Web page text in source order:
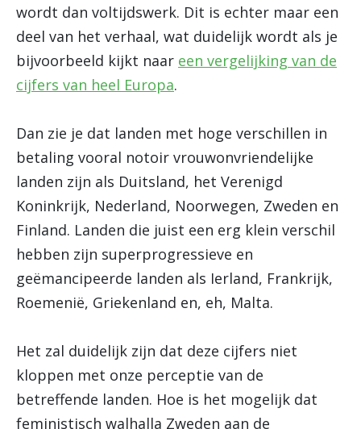
wordt dan voltijdswerk. Dit is echter maar een
deel van het verhaal, wat duidelijk wordt als je
bijvoorbeeld kijkt naar een vergelijking van de
cijfers van heel Europa.
Dan zie je dat landen met hoge verschillen in
betaling vooral notoir vrouwonvriendelijke
landen zijn als Duitsland, het Verenigd
Koninkrijk, Nederland, Noorwegen, Zweden en
Finland. Landen die juist een erg klein verschil
hebben zijn superprogressieve en
geëmancipeerde landen als Ierland, Frankrijk,
Roemenië, Griekenland en, eh, Malta.
Het zal duidelijk zijn dat deze cijfers niet
kloppen met onze perceptie van de
betreffende landen. Hoe is het mogelijk dat
feministisch walhalla Zweden aan de